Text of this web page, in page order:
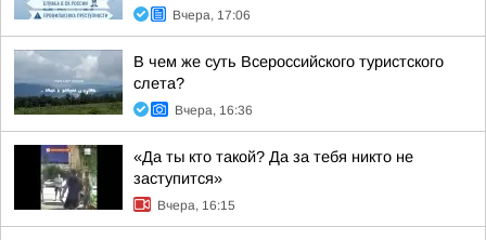
Вчера, 17:06
В чем же суть Всероссийского туристского
слета?
Вчера, 16:36
«Да ты кто такой? Да за тебя никто не
заступится»
Вчера, 16:15